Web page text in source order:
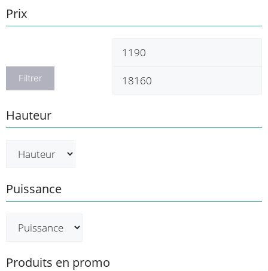
Prix
Prix
Filtrer
Hauteur
Puissance
Produits en promo